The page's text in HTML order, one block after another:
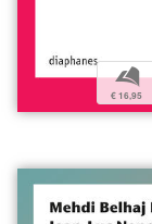
b
€ 16,95